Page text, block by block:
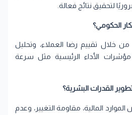
لتحقيق نتائج فعالة.
الحكومي؟
من خلال تقييم رضا العملاء، وتحليل
مؤشرات الأداء الرئيسية مثل سرعة
القدرات البشرية؟
المالية، مقاومة التغيير، وعدم